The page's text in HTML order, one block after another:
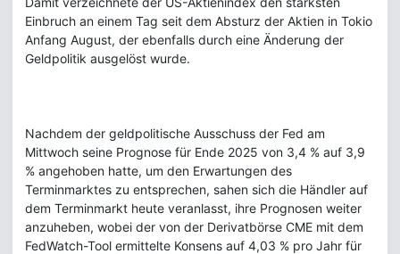
Einbruch an einem Tag seit dem Absturz der Aktien in Tokio
Anfang August, der ebenfalls durch eine Änderung der
Geldpolitik ausgelöst wurde.
Nachdem der geldpolitische Ausschuss der Fed am
Mittwoch seine Prognose für Ende 2025 von 3,4 % auf 3,9
% angehoben hatte, um den Erwartungen des
Terminmarktes zu entsprechen, sahen sich die Händler auf
dem Terminmarkt heute veranlasst, ihre Prognosen weiter
anzuheben, wobei der von der Derivatbörse CME mit dem
FedWatch-Tool ermittelte Konsens auf 4,03 % pro Jahr für